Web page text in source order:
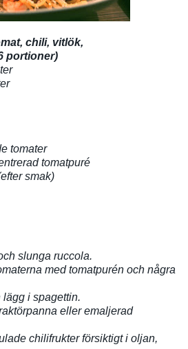
chili, vitlök,
portioner)
tomater
tomatpuré
smak)
slunga ruccola.
med tomatpurén och några
lägg i spagettin.
eller emaljerad
chilifrukter försiktigt i oljan,